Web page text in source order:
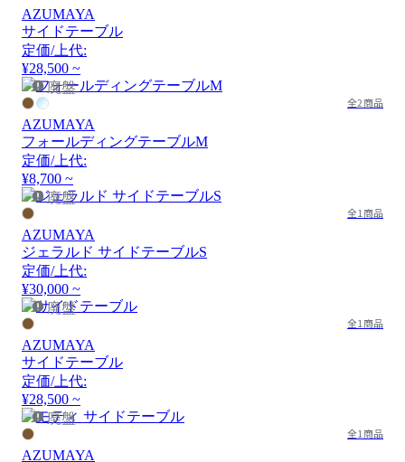
AZUMAYA
サイドテーブル
定価/上代:
¥28,500 ~
廃盤
全2商品
AZUMAYA
フォールディングテーブルM
定価/上代:
¥8,700 ~
廃盤
全1商品
AZUMAYA
ジェラルド サイドテーブルS
定価/上代:
¥30,000 ~
廃盤
全1商品
AZUMAYA
サイドテーブル
定価/上代:
¥28,500 ~
廃盤
全1商品
AZUMAYA